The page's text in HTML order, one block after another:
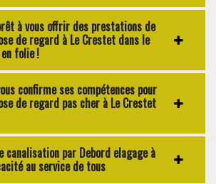
à vous offrir des prestations de
de regard à Le Crestet dans le
folie !
confirme ses compétences pour
de regard pas cher à Le Crestet
canalisation par Debord elagage à
au service de tous